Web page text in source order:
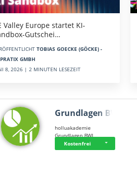
Valley Europe startet KI-
Gutschei…
TOBIAS GOECKE (GÖCKE) -
GMBH
8, 2026 | 2 MINUTEN LESEZEIT
Grundlagen BWL
holluakademie
Grundlagen BWL
Kostenfrei